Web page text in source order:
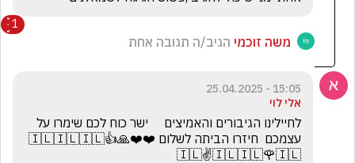
1
משה זוכמי הגיב/ה תגובה אחת
15:05 - 25.04.2025
אלי לוי
עצמכם  חיזרו הביתה לשלום ❤️❤️🙏👍🇮🇱🇮🇱🇮🇱
🇮🇱✌️🇮🇱🇮🇱🌹🇮🇱